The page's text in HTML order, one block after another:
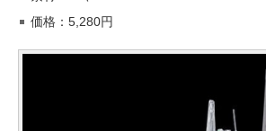
価格：5,280円